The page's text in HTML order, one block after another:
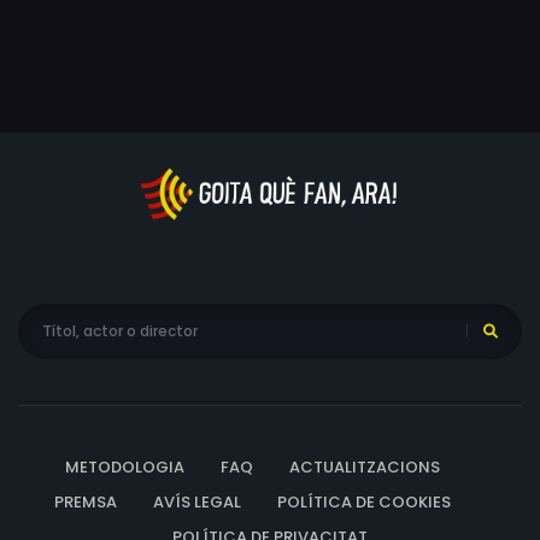
METODOLOGIA FAQ
ACTUALITZACIONS
PREMSA
AVÍS LEGAL
POLÍTICA DE COOKIES